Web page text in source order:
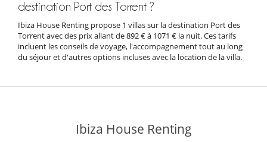
destination Port des Torrent ?
Ibiza House Renting propose 1 villas sur la destination Port des
Torrent avec des prix allant de 892 € à 1071 € la nuit. Ces tarifs
incluent les conseils de voyage, l'accompagnement tout au long
du séjour et d'autres options incluses avec la location de la villa.
Ibiza House Renting